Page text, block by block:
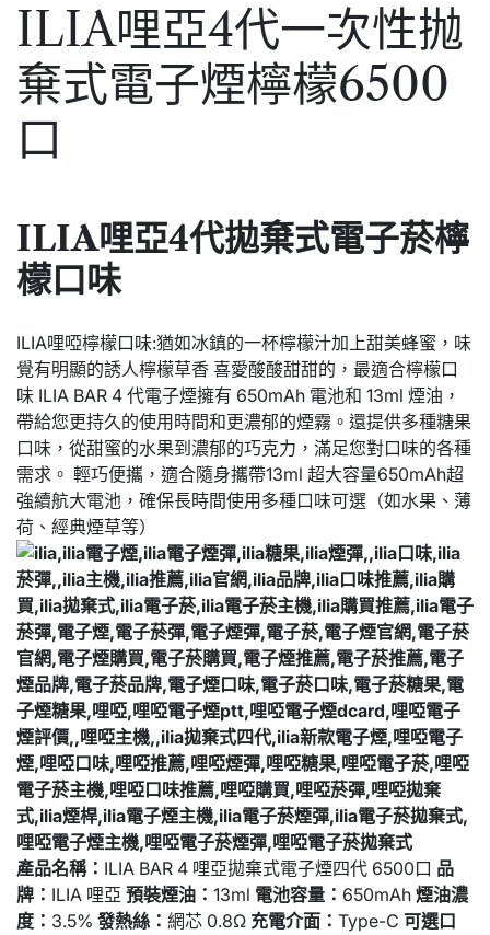
ILIA哩亞4代一次性抛
棄式電子煙檸檬6500
口
ILIA哩亞4代拋棄式電子菸檸
檬口味
ILIA哩啞檸檬口味:猶如冰鎮的一杯檸檬汁加上甜美蜂蜜，味
覺有明顯的誘人檸檬草香 喜愛酸酸甜甜的，最適合檸檬口
味 ILIA BAR 4 代電子煙擁有 650mAh 電池和 13ml 煙油，
帶給您更持久的使用時間和更濃郁的煙霧。還提供多種糖果
口味，從甜蜜的水果到濃郁的巧克力，滿足您對口味的各種
需求。 輕巧便攜，適合隨身攜帶13ml 超大容量650mAh超
強續航大電池，確保長時間使用多種口味可選（如水果、薄
荷、經典煙草等）
產品名稱： ILIA BAR 4 哩亞拋棄式電子煙四代 6500口 品
牌： ILIA 哩亞 預裝煙油： 13ml 電池容量： 650mAh 煙油濃
度： 3.5% 發熱絲： 網芯 0.8Ω 充電介面： Type-C 可選口